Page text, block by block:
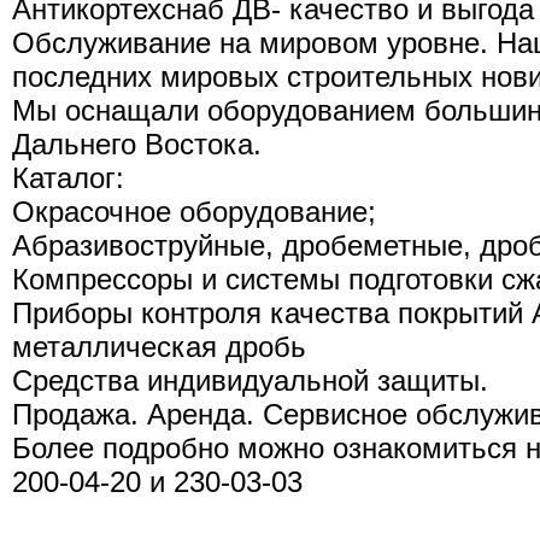
Антикортехснаб ДВ- качество и
Обслуживание на мировом уровне.
последних мировых строительных
Мы оснащали оборудованием
Дальнего Востока.
Каталог:
Окрасочное оборудование;
Абразивоструйные, дробеметные,
Компрессоры и системы подготовки
Приборы контроля качества
металлическая дробь
Средства индивидуальной защиты.
Продажа. Аренда. Сервисное
Более подробно можно ознакомиться
200-04-20 и 230-03-03